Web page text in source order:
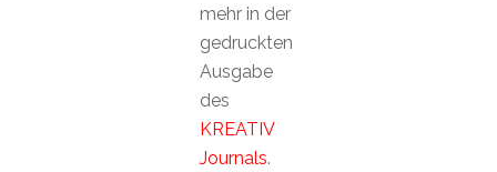
mehr in der
gedruckten
Ausgabe
des
KREATIV
Journals.